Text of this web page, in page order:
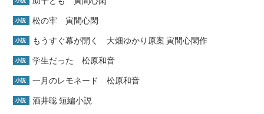
小説 松の牢 寅間心閑
小説 もうすぐ幕が開く 大畑ゆかり原案 寅間心閑作
小説 学生だった 松原和音
小説 一月のレモネード 松原和音
小説 酒井聡 短編小説